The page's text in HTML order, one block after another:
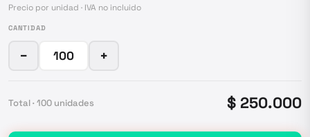
Precio por unidad · IVA no incluido
CANTIDAD
− +
Total · 100 unidades $ 250.000